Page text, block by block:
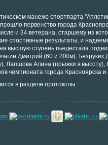
манеже спортпарта
первенство города
и 34 ветерана, старшему из
спортивные результаты, и
высшую ступень пьедестала
Дмитрий (60 и 200м), Безруких
Лапшова Алина (прыжки в
чемпионата города Красноярска и
в разделе протоколы.